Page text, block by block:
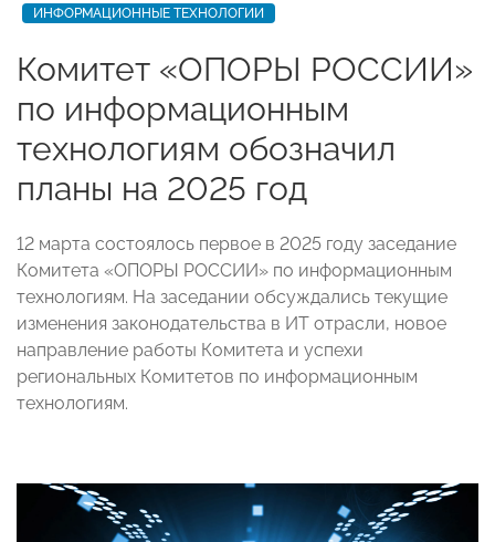
ИНФОРМАЦИОННЫЕ ТЕХНОЛОГИИ
Комитет «ОПОРЫ РОССИИ»
по информационным
технологиям обозначил
планы на 2025 год
12 марта состоялось первое в 2025 году заседание
Комитета «ОПОРЫ РОССИИ» по информационным
технологиям. На заседании обсуждались текущие
изменения законодательства в ИТ отрасли, новое
направление работы Комитета и успехи
региональных Комитетов по информационным
технологиям.